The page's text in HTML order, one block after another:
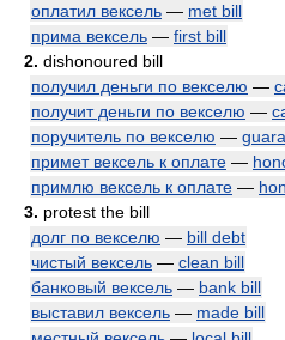
оплатил вексель — met bill
прима вексель — first bill
2. dishonoured bill
получил деньги по векселю —
получит деньги по векселю —
поручитель по векселю —
примет вексель к оплате —
примлю вексель к оплате —
3. protest the bill
долг по векселю — bill debt
чистый вексель — clean bill
банковый вексель — bank bill
выставил вексель — made bill